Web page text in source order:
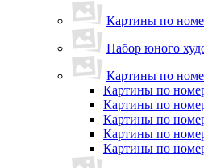
Картины по
Набор юного
Картины по
Картины по
Картины по
Картины по
Картины по
Картины по